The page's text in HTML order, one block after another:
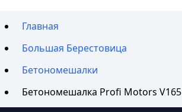
Главная
Большая Берестовица
Бетономешалки
Бетономешалка Profi Motors V165